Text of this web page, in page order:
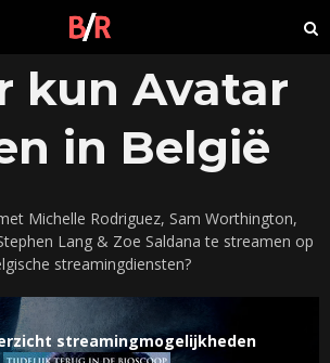
kun Avatar
in België
Michelle Rodriguez, Sam Worthington,
Lang & Zoe Saldana te streamen op
streamingdiensten?
streamingmogelijkheden